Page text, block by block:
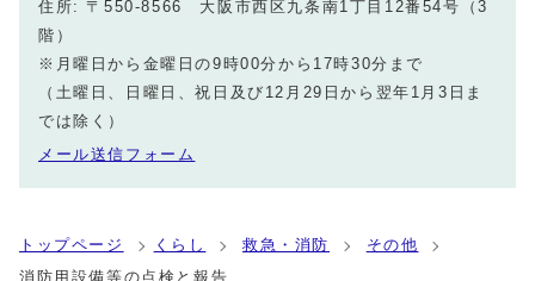
住所: 〒550-8566 大阪市西区九条南1丁目12番54号（3
階）
※月曜日から金曜日の9時00分から17時30分まで
（土曜日、日曜日、祝日及び12月29日から翌年1月3日ま
では除く）
メール送信フォーム
トップページ くらし 救急・消防
その他
消防用設備等の点検と報告